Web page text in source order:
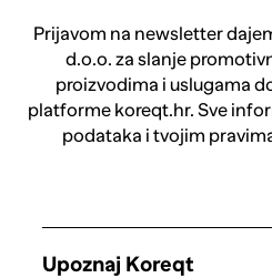
Prijavom na newsletter
d.o.o. za slanje
proizvodima i uslugama
platforme koreqt.hr. Sve
podataka i tvojim
Upoznaj Koreqt